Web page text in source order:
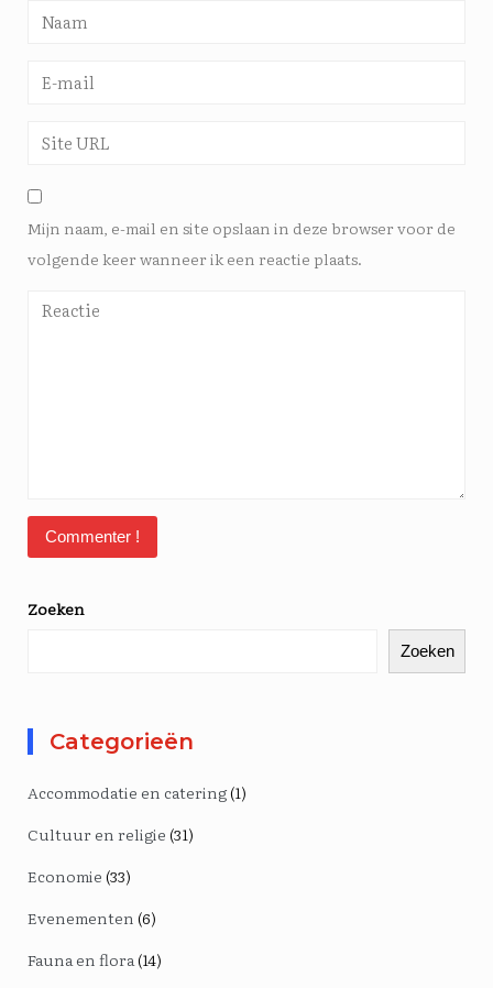
Mijn naam, e-mail en site opslaan in deze browser voor de
volgende keer wanneer ik een reactie plaats.
Zoeken
Zoeken
Categorieën
Accommodatie en catering(1)
Cultuur en religie (31)
Economie (33)
Evenementen (6)
Fauna en flora (14)